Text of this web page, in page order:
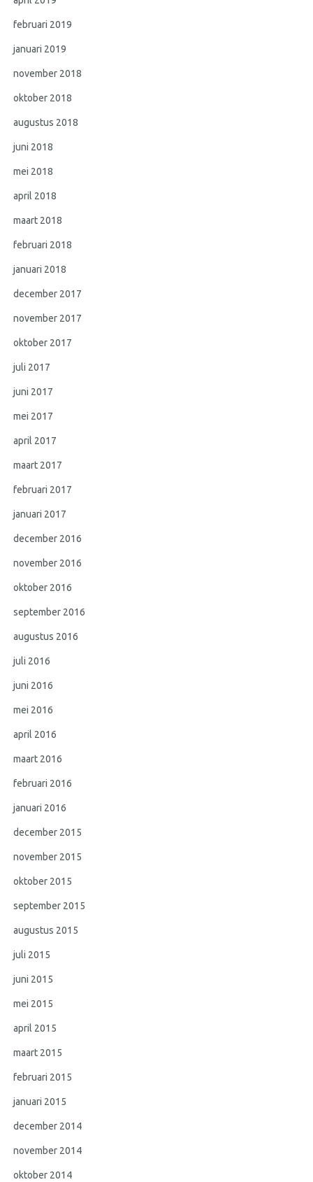
februari 2019
januari 2019
november 2018
oktober 2018
augustus 2018
juni 2018
mei 2018
april 2018
maart 2018
februari 2018
januari 2018
december 2017
november 2017
oktober 2017
juli 2017
juni 2017
mei 2017
april 2017
maart 2017
februari 2017
januari 2017
december 2016
november 2016
oktober 2016
september 2016
augustus 2016
juli 2016
juni 2016
mei 2016
april 2016
maart 2016
februari 2016
januari 2016
december 2015
november 2015
oktober 2015
september 2015
augustus 2015
juli 2015
juni 2015
mei 2015
april 2015
maart 2015
februari 2015
januari 2015
december 2014
november 2014
oktober 2014